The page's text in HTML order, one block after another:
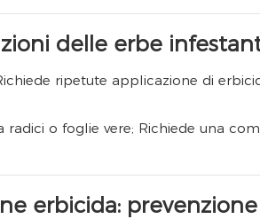
delle erbe
ripetute applicazione di
radici o foglie vere; Richiede una
erbicida: